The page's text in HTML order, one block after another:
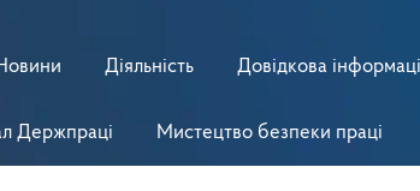
Діяльність Довідкова
Держпраці Мистецтво безпеки праці